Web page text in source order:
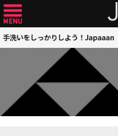
手洗いをしっかりしよう！Japaaan